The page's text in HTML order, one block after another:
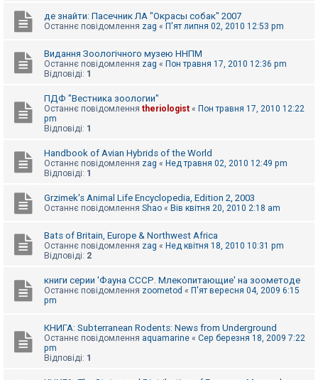
де знайти: Пасечник ЛА "Окрасы собак" 2007
Останнє повідомлення zag « П'ят липня 02, 2010 12:53 pm
Видання Зоологічного музею ННПМ
Останнє повідомлення zag « Пон травня 17, 2010 12:36 pm
Відповіді: 1
ПДФ "Вестника зоологии"
Останнє повідомлення theriologist « Пон травня 17, 2010 12:22
pm
Відповіді: 1
Handbook of Avian Hybrids of the World
Останнє повідомлення zag « Нед травня 02, 2010 12:49 pm
Відповіді: 1
Grzimek's Animal Life Encyclopedia, Edition 2, 2003
Останнє повідомлення Shao « Вів квітня 20, 2010 2:18 am
Bats of Britain, Europe & Northwest Africa
Останнє повідомлення zag « Нед квітня 18, 2010 10:31 pm
Відповіді: 2
книги серии 'Фауна СССР. Млекопитающие' на зоометоде
Останнє повідомлення zoometod « П'ят вересня 04, 2009 6:15
pm
КНИГА: Subterranean Rodents: News from Underground
Останнє повідомлення aquamarine « Сер березня 18, 2009 7:22
pm
Відповіді: 1